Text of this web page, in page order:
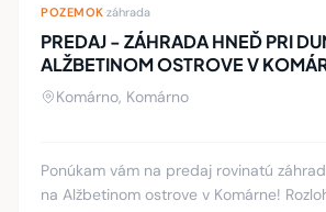
POZEMOK záhrada
PREDAJ - ZÁHRADA HNEĎ PRI
ALŽBETINOM OSTROVE V
Komárno, Komárno
Ponúkam vám na predaj rovinatú
na Alžbetinom ostrove v Komárne! Rozloha pozemku je